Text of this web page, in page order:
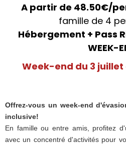
A partir de 48.50€/
famille de 4
Hébergement + Pass
WEEK-
Week-end du 3 juillet
Offrez-vous un week-end
inclusive!
En famille ou entre amis, profitez
avec un concentré d'activités pour